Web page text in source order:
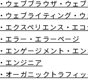
・ウェブブラウザ ・ウェ
・ウェブライティング ・
・エクスペリエンス ・エ
・エラー ・エラーページ
・エンゲージメント ・エ
・エンジニア
・オーガニックトラフィッ